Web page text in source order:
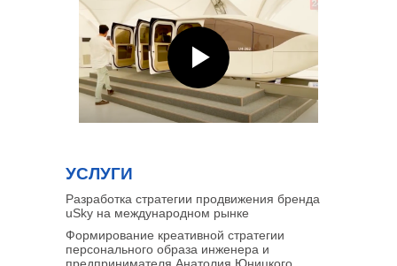
УСЛУГИ
Разработка стратегии продвижения бренда
uSky на международном рынке
Формирование креативной стратегии
персонального образа инженера и